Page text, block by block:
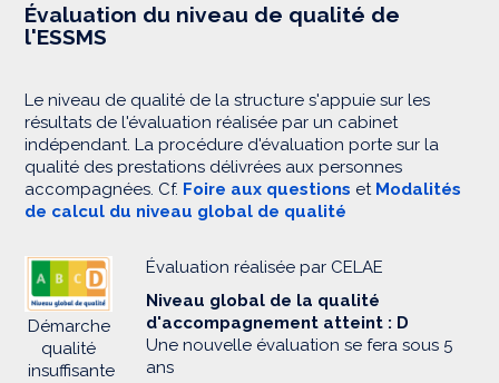
Évaluation du niveau de qualité de
l'ESSMS
Le niveau de qualité de la structure s'appuie sur les
résultats de l'évaluation réalisée par un cabinet
indépendant. La procédure d'évaluation porte sur la
qualité des prestations délivrées aux personnes
accompagnées. Cf. Foire aux questions et Modalités
de calcul du niveau global de qualité
Démarche
qualité
insuffisante
Évaluation réalisée par CELAE
Niveau global de la qualité
d'accompagnement atteint : D
Une nouvelle évaluation se fera sous 5
ans